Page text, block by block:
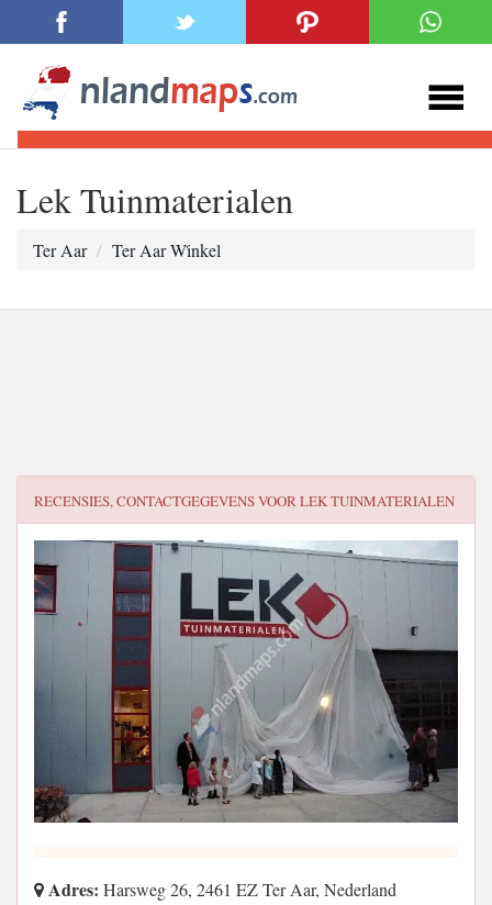
Lek Tuinmaterialen
Ter Aar Ter Aar Wi̇nkel
RECENSIES, CONTACTGEGEVENS VOORLEK TUINMATERIALEN
Adres: Harsweg 26, 2461 EZ Ter Aar, Nederland